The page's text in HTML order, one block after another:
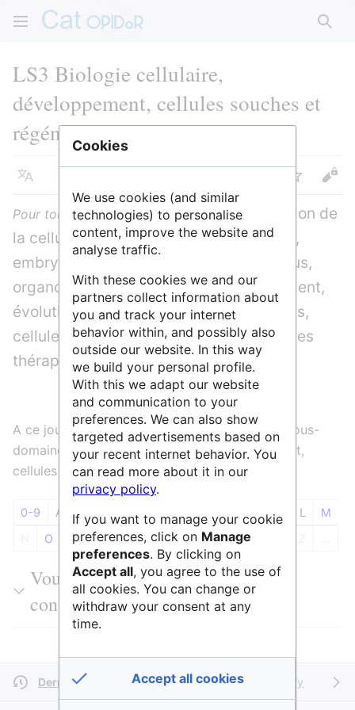
LS3 Biologie cellulaire,
développement, cellules souches et
régénération
Langue Suivre
Pour tous les organismes Structure et fonction de
la cellule, communication intercellulaire,
embryogenèse, différenciation des tissus,
organogenèse, croissance, développement,
évolution du développement, organoïdes,
cellules souches, régénération, approches
thérapeutiques
A ce jour 59 entités sont référencées dans le sous-
domaine LS3 Biologie cellulaire, développement,
cellules souches et régénération
0-9 A B L
M
O P Q R S T U V W
Vous pouvez filtrer les résultats ou
consulter l'ensemble du tableau
Dernière modification il y a 2 ansparSidonieRaffy
Cookies
We use cookies (and similar
technologies) to personalise
content, improve the website and
analyse traffic.
With these cookies we and our
partners collect information about
you and track your internet
behavior within, and possibly also
outside our website. In this way
we build your personal profile.
With this we adapt our website
and communication to your
preferences. We can also show
targeted advertisements based on
your recent internet behavior. You
can read more about it in our
privacy policy.
If you want to manage your cookie
preferences, click on Manage
preferences. By clicking on
Accept all, you agree to the use of
all cookies. You can change or
withdraw your consent at any
time.
Accept all cookies